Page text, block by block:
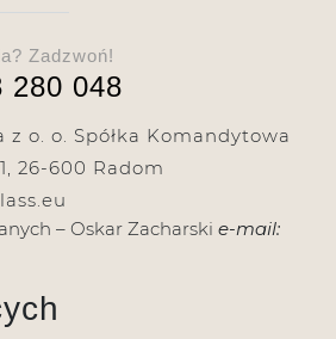
Zadzwoń!
280 048
z o. o. Spółka Komandytowa
26-600 Radom
– Oskar Zacharski e-mail: